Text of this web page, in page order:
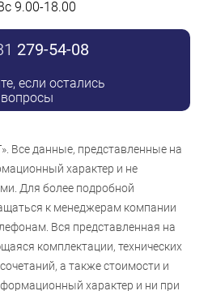
9.00-18.00
279-54-08
если остались
вопросы
Все данные, представленные на
характер и не
Для более подробной
к менеджерам компании
Вся представленная на
комплектации, технических
а также стоимости и
характер и ни при